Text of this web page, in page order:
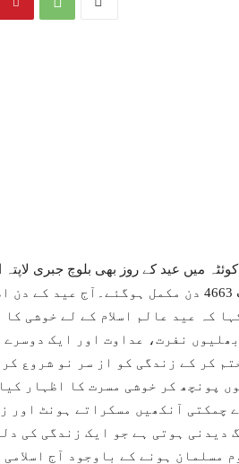
میں عید کے روز بھی بلوچ جبری لاپتہ
ہڑتال کیمپ جاری رہا جسے اب تک 4663 دن مکمل
کہ عید عالم اسلام کے لے خوشی
نفرت، عداوت اور ایک دوسرے
کر کے زندگی کو از سر نو شروع
پونچھ کر خوشی مسرت کا اظہار
چمکتی آنکھیں مسکراتے ہونٹ اور
دیدنی ہوتی ہے جو ایک زندگی کی
مسلمان ہونے کے باوجود آج